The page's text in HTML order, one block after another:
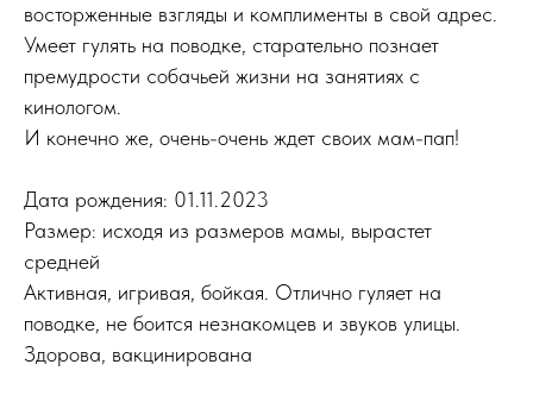
восторженные взгляды и комплименты в свой адрес.
Умеет гулять на поводке, старательно познает
премудрости собачьей жизни на занятиях с
кинологом.
И конечно же, очень-очень ждет своих мам-пап!
Дата рождения: 01.11.2023
Размер: исходя из размеров мамы, вырастет
средней
Активная, игривая, бойкая. Отлично гуляет на
поводке, не боится незнакомцев и звуков улицы.
Здорова, вакцинирована